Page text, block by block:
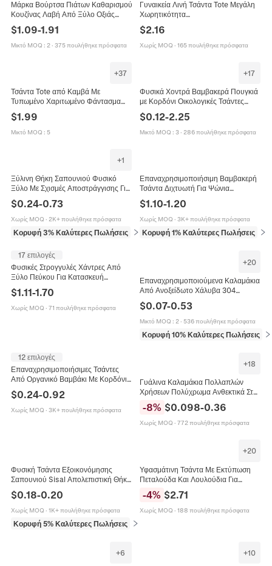
Μάρκα Βούρτσα Πιάτων Καθαρισμού
Κουζίνας Λαβή Από Ξύλο Οξιάς
Κατσαρόλες Και Μπολ
$1.09-1.91
Μικτό MOQ : 2· 375 πουλήθηκε πρόσφατα
Γυναικεία Λινή Τσάντα Tote Μεγάλη
Χωρητικότητα
Ώμου Με Ψηφιακή Εκτύπωση
Σκύλου Ζώου
$2.16
Χωρίς MOQ · 165 πουλήθηκε πρόσφατα
+37
Τσάντα Tote από Καμβά Με
Τυπωμένο Χαριτωμένο Φάντασμα
Halloween Μείγμα Βαμβακιού
Πολυεστέρα
Επαναχρησιμοποιούμενη Τσάντα
$1.99
Μικτό MOQ : 5
+17
Φυσικά Χοντρά Βαμβακερά Πουγκιά
με Κορδόνι Οικολογικές Τσάντες
Αποθήκευσης από Καμβά για
Συσκευασία Δώρων Κοσμημάτων
Γάμου
$0.12-2.25
Μικτό MOQ : 3· 286 πουλήθηκε πρόσφατα
+1
Ξύλινη Θήκη Σαπουνιού Φυσικό
Ξύλο Με Σχισμές Αποστράγγισης Για
Μπάνιο Ντους Και Κουζίνα Απλός
Οικολογικός Σχεδιασμός
$0.24-0.73
Χωρίς MOQ · 2K+ πουλήθηκε πρόσφατα
Κορυφή 3% Καλύτερες Πωλήσεις σε Μπάνιο
Επαναχρησιμοποιήσιμη Βαμβακερή
Τσάντα Διχτυωτή Για Ψώνια
Οικολογική Τσάντα Αποθήκευσης
Φρούτων Λαχανικών Ώμου Χειρός
$1.10-1.20
Χωρίς MOQ · 3K+ πουλήθηκε πρόσφατα
Κορυφή 1% Καλύτερες Πωλήσεις σε
17 επιλογές
Φυσικές Στρογγυλές Χάντρες Από
Ξύλο Πεύκου Για Κατασκευή
Κοσμημάτων DIY Χειροτεχνία
Ημιτελή Ξύλινα Διαχωριστικά
Οικολογική Διακόσμηση
$1.11-1.70
Χωρίς MOQ · 71 πουλήθηκε πρόσφατα
+20
Επαναχρησιμοποιούμενα Καλαμάκια
Από Ανοξείδωτο Χάλυβα 304
Οικολογικά Μεταλλικά Καλαμάκια Με
Βούρτσα Καθαρισμού Για Χυμό Καφέ
$0.07-0.53
Μικτό MOQ : 2· 536 πουλήθηκε πρόσφατα
Κορυφή 10% Καλύτερες Πωλήσεις
12 επιλογές
Επαναχρησιμοποιήσιμες Τσάντες
Από Οργανικό Βαμβάκι Με Κορδόνι
Διχτυωτές Για Φρούτα Λαχανικά
Μπεζ Οικολογικές
$0.24-0.92
Χωρίς MOQ · 3K+ πουλήθηκε πρόσφατα
+18
Γυάλινα Καλαμάκια Πολλαπλών
Χρήσεων Πολύχρωμα Ανθεκτικά Στη
Θερμότητα Ίσια Και Λυγισμένα
Οικολογικά Λεία Άκρη
-8% $0.098-0.36
Χωρίς MOQ · 772 πουλήθηκε πρόσφατα
Φυσική Τσάντα Εξοικονόμησης
Σαπουνιού Sisal Απολεπιστική Θήκη
Ξύλινη Χάντρα
$0.18-0.20
Χωρίς MOQ · 1K+ πουλήθηκε πρόσφατα
Κορυφή 5% Καλύτερες Πωλήσεις σε Μπάνιο
+20
Υφασμάτινη Τσάντα Με Εκτύπωση
Πεταλούδα Και Λουλούδια Για
Ώμου Επαναχρησιμοποιούμενη
-4% $2.71
Χωρίς MOQ · 188 πουλήθηκε πρόσφατα
+6 +10